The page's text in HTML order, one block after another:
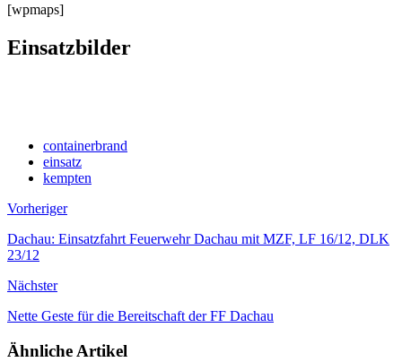
[wpmaps]
Einsatzbilder
containerbrand
einsatz
kempten
Vorheriger
Dachau: Einsatzfahrt Feuerwehr Dachau mit MZF, LF 16/12, DLK
23/12
Nächster
Nette Geste für die Bereitschaft der FF Dachau
Ähnliche Artikel